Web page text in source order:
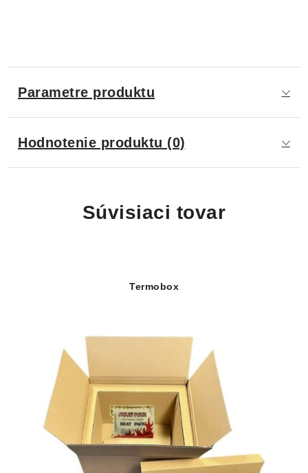
Parametre produktu
Hodnotenie produktu (0)
Súvisiaci tovar
Termobox